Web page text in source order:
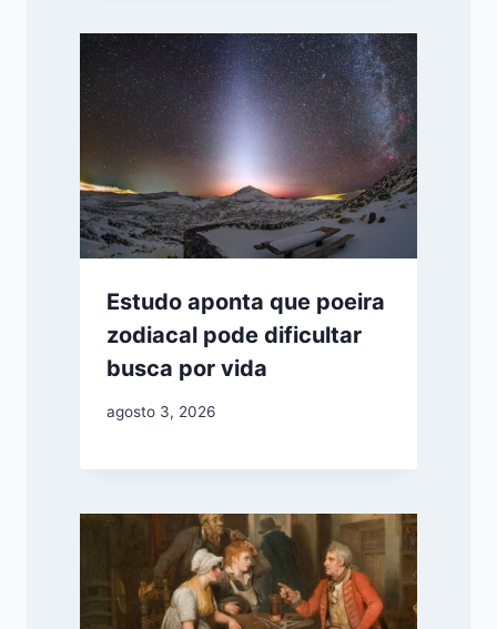
Estudo aponta que poeira
zodiacal pode dificultar
busca por vida
agosto 3, 2026